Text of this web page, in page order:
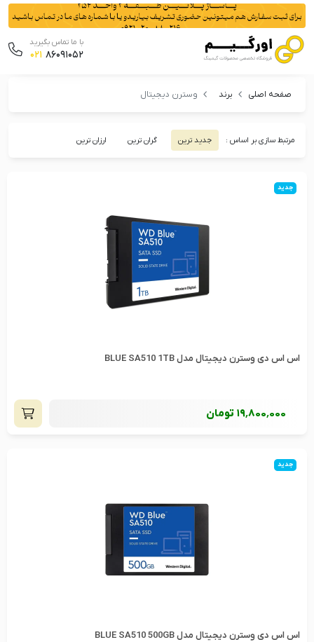
با ما تماس بگیرید
021 86091052
صفحه اصلی برند وسترن دیجیتال
مرتبط سازی بر اساس : جدید ترین گران ترین ارزان ترین
جدید
اس اس دی وسترن دیجیتال مدل BLUE SA510 1TB
19٬800٬000 تومان
جدید
اس اس دی وسترن دیجیتال مدل BLUE SA510 500GB